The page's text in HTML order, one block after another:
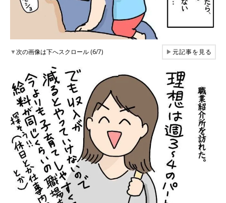
▼次の画像は下へスクロール (6/7) ▶元記事を見る